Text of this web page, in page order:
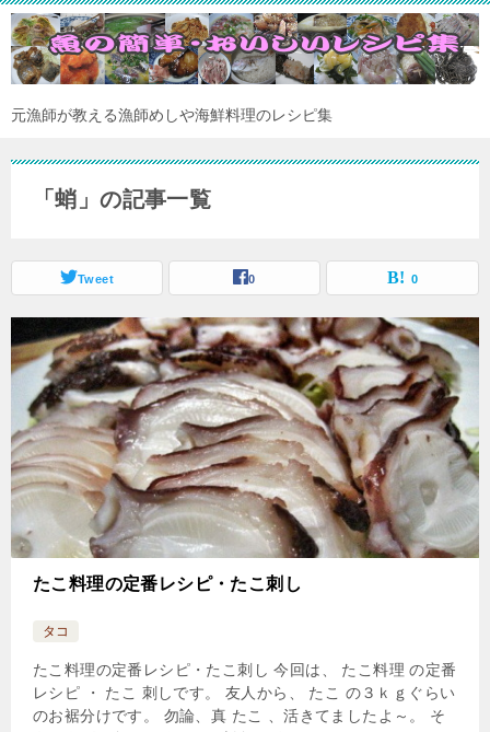
元漁師が教える漁師めしや海鮮料理のレシピ集
「蛸」の記事一覧
Tweet 0 0
たこ料理の定番レシピ・たこ刺し
タコ
たこ料理の定番レシピ・たこ刺し 今回は、 たこ料理 の定番
レシピ ・ たこ 刺しです。 友人から、 たこ の３ｋｇぐらい
のお裾分けです。 勿論、真 たこ 、活きてましたよ～。 そ